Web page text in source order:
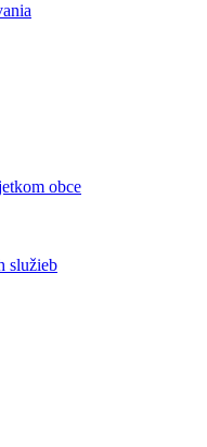
obce
služieb